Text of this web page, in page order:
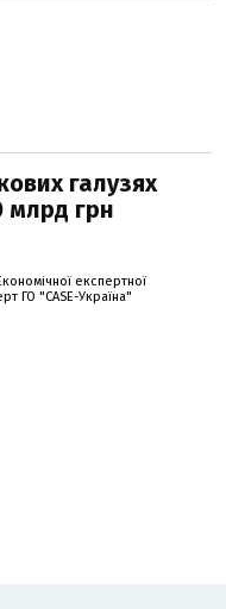
галузях
млрд грн
експертної
ГО "CASE-Україна"